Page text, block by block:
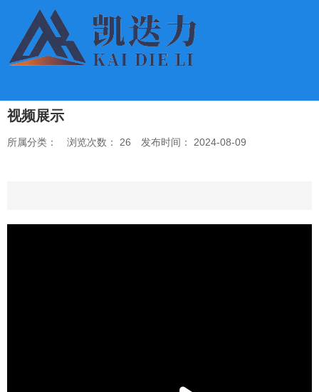
视频展示
所属分类： 浏览次数： 26 发布时间： 2024-08-09